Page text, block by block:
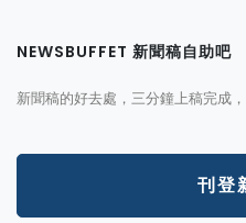
NEWSBUFFET 新聞稿自助吧
新聞稿的好去處，三分鐘上稿完成
刊登